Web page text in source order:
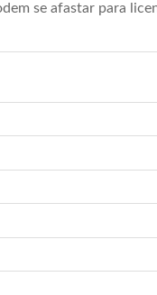
se afastar para